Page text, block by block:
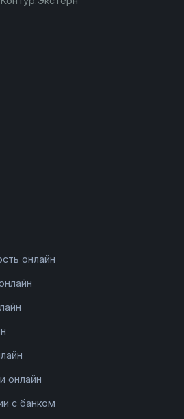
онлайн
онлайн
с банком